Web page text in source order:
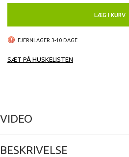
LÆG I KURV
FJERNLAGER 3-10 DAGE
SÆT PÅ HUSKELISTEN
VIDEO
BESKRIVELSE